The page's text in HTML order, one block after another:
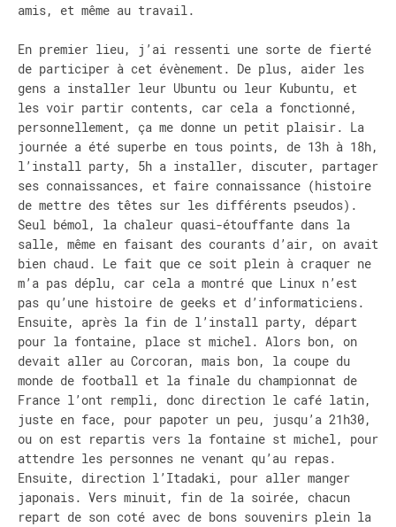
amis, et même au travail.
En premier lieu, j’ai ressenti une sorte de fierté
de participer à cet évènement. De plus, aider les
gens a installer leur Ubuntu ou leur Kubuntu, et
les voir partir contents, car cela a fonctionné,
personnellement, ça me donne un petit plaisir. La
journée a été superbe en tous points, de 13h à 18h,
l’install party, 5h a installer, discuter, partager
ses connaissances, et faire connaissance (histoire
de mettre des têtes sur les différents pseudos).
Seul bémol, la chaleur quasi-étouffante dans la
salle, même en faisant des courants d’air, on avait
bien chaud. Le fait que ce soit plein à craquer ne
m’a pas déplu, car cela a montré que Linux n’est
pas qu’une histoire de geeks et d’informaticiens.
Ensuite, après la fin de l’install party, départ
pour la fontaine, place st michel. Alors bon, on
devait aller au Corcoran, mais bon, la coupe du
monde de football et la finale du championnat de
France l’ont rempli, donc direction le café latin,
juste en face, pour papoter un peu, jusqu’a 21h30,
ou on est repartis vers la fontaine st michel, pour
attendre les personnes ne venant qu’au repas.
Ensuite, direction l’Itadaki, pour aller manger
japonais. Vers minuit, fin de la soirée, chacun
repart de son coté avec de bons souvenirs plein la